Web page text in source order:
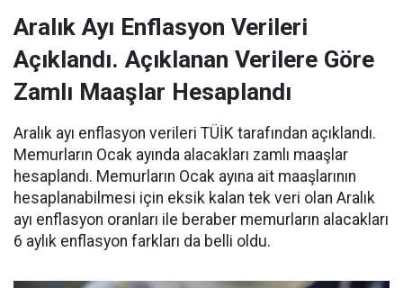
Aralık Ayı Enflasyon Verileri
Açıklandı. Açıklanan Verilere Göre
Zamlı Maaşlar Hesaplandı
Aralık ayı enflasyon verileri TÜİK tarafından açıklandı.
Memurların Ocak ayında alacakları zamlı maaşlar
hesaplandı. Memurların Ocak ayına ait maaşlarının
hesaplanabilmesi için eksik kalan tek veri olan Aralık
ayı enflasyon oranları ile beraber memurların alacakları
6 aylık enflasyon farkları da belli oldu.